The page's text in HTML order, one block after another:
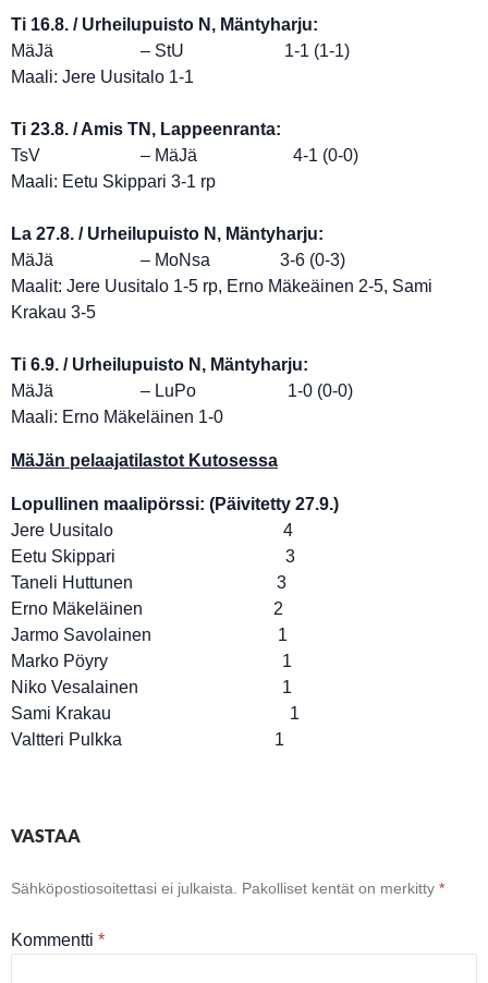
Ti 16.8. / Urheilupuisto N, Mäntyharju:
MäJä – StU 1-1 (1-1)
Maali: Jere Uusitalo 1-1
Ti 23.8. / Amis TN, Lappeenranta:
TsV – MäJä 4-1 (0-0)
Maali: Eetu Skippari 3-1 rp
La 27.8. / Urheilupuisto N, Mäntyharju:
MäJä – MoNsa 3-6 (0-3)
Maalit: Jere Uusitalo 1-5 rp, Erno Mäkeäinen 2-5, Sami
Krakau 3-5
Ti 6.9. / Urheilupuisto N, Mäntyharju:
MäJä – LuPo 1-0 (0-0)
Maali: Erno Mäkeläinen 1-0
MäJän pelaajatilastot Kutosessa
Lopullinen maalipörssi: (Päivitetty 27.9.)
Jere Uusitalo 4
Eetu Skippari 3
Taneli Huttunen 3
Erno Mäkeläinen 2
Jarmo Savolainen 1
Marko Pöyry 1
Niko Vesalainen 1
Sami Krakau 1
Valtteri Pulkka 1
VASTAA
Sähköpostiosoitettasi ei julkaista. Pakolliset kentät on merkitty *
Kommentti *